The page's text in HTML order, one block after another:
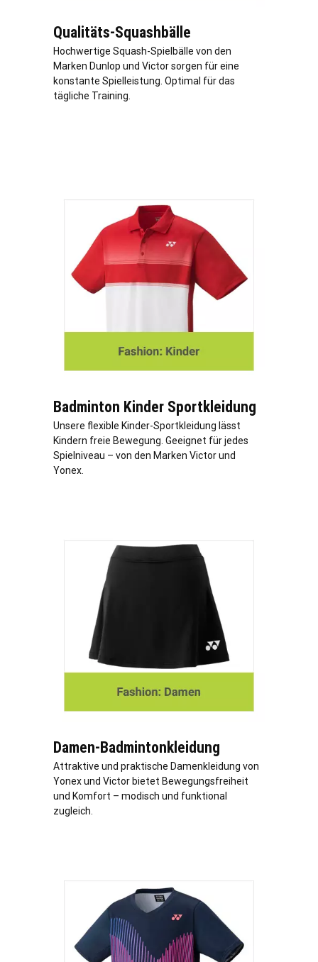
Qualitäts-Squashbälle
Hochwertige Squash-Spielbälle von den
Marken Dunlop und Victor sorgen für eine
konstante Spielleistung. Optimal für das
tägliche Training.
Badminton Kinder Sportkleidung
Unsere flexible Kinder-Sportkleidung lässt
Kindern freie Bewegung. Geeignet für jedes
Spielniveau – von den Marken Victor und
Yonex.
Damen-Badmintonkleidung
Attraktive und praktische Damenkleidung von
Yonex und Victor bietet Bewegungsfreiheit
und Komfort – modisch und funktional
zugleich.